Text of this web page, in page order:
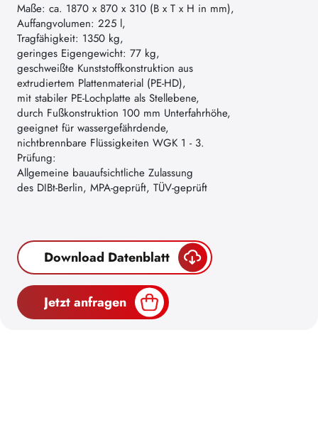
Maße: ca. 1870 x 870 x 310 (B x T x H in mm),
Auffangvolumen: 225 l,
Tragfähigkeit: 1350 kg,
geringes Eigengewicht: 77 kg,
geschweißte Kunststoffkonstruktion aus
extrudiertem Plattenmaterial (PE-HD),
mit stabiler PE-Lochplatte als Stellebene,
durch Fußkonstruktion 100 mm Unterfahrhöhe,
geeignet für wassergefährdende,
nichtbrennbare Flüssigkeiten WGK 1 - 3.
Prüfung:
Allgemeine bauaufsichtliche Zulassung
des DIBt-Berlin, MPA-geprüft, TÜV-geprüft
Download Datenblatt
Jetzt anfragen